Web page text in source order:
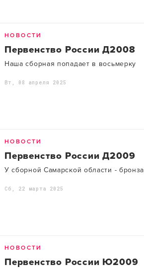
НОВОСТИ
Первенство России Д2008
Наша сборная попадает в восьмерку
Вт, 08 апреля 2025
НОВОСТИ
Первенство России Д2009
У сборной Самарской области - бронза
Сб, 22 марта 2025
НОВОСТИ
Первенство России Ю2009